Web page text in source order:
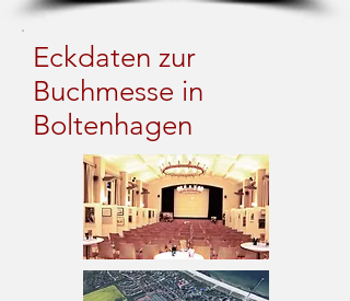
Eckdaten zur
Buchmesse in
Boltenhagen